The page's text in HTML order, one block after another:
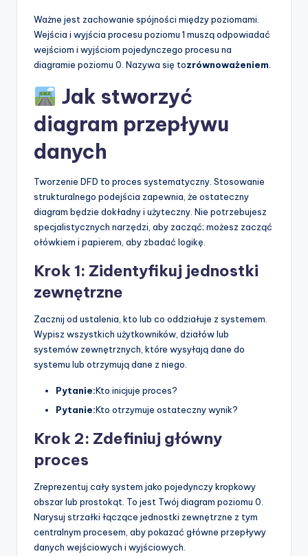
Ważne jest zachowanie spójności między poziomami.
Wejścia i wyjścia procesu poziomu 1 muszą odpowiadać
wejściom i wyjściom pojedynczego procesu na
diagramie poziomu 0. Nazywa się tozrównoważeniem.
Jak stworzyć
diagram przepływu
danych
Tworzenie DFD to proces systematyczny. Stosowanie
strukturalnego podejścia zapewnia, że ostateczny
diagram będzie dokładny i użyteczny. Nie potrzebujesz
specjalistycznych narzędzi, aby zacząć; możesz zacząć
ołówkiem i papierem, aby zbadać logikę.
Krok 1: Zidentyfikuj jednostki
zewnętrzne
Zacznij od ustalenia, kto lub co oddziałuje z systemem.
Wypisz wszystkich użytkowników, działów lub
systemów zewnętrznych, które wysyłają dane do
systemu lub otrzymują dane z niego.
Pytanie:Kto inicjuje proces?
Pytanie:Kto otrzymuje ostateczny wynik?
Krok 2: Zdefiniuj główny
proces
Zreprezentuj cały system jako pojedynczy kropkowy
obszar lub prostokąt. To jest Twój diagram poziomu 0.
Narysuj strzałki łączące jednostki zewnętrzne z tym
centralnym procesem, aby pokazać główne przepływy
danych wejściowych i wyjściowych.